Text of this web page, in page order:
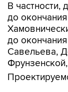
В частности,
до
до
Савельева,